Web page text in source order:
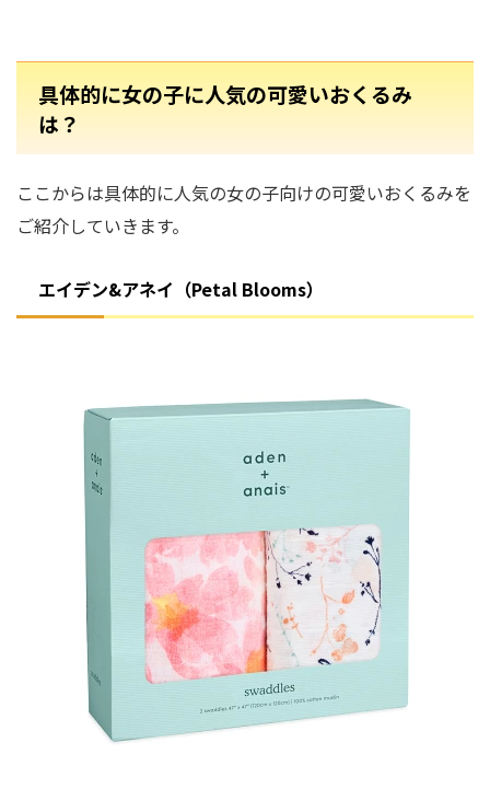
具体的に女の子に人気の可愛いおくるみ
は？
ここからは具体的に人気の女の子向けの可愛いおくるみを
ご紹介していきます。
エイデン&アネイ（Petal Blooms）